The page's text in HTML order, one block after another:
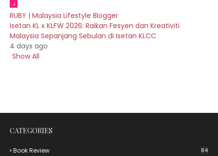
RUBY | Malaysia Lifestyle Blogger
Isetan KL x KLFW 2026: Raikan Fesyen dan Kreativiti
Malaysia Sepanjang Sebulan di Isetan KLCC
4 days ago
Show All
CATEGORIES
Book Review 84